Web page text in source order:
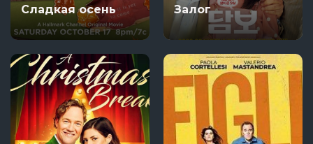
Сладкая осень Залог